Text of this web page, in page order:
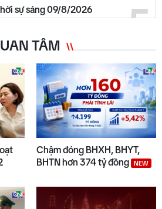
5
sự sáng 09/8/2026
6
Quảng Ngãi ngày mới 09/8
7
sự chiều 09/8/2026
tin kinh tế - tài chính
8/2026
TÂM
Chậm đóng BHXH, BHYT,
BHTN hơn 374 tỷ đồng
NEW